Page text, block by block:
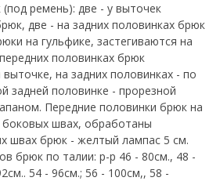
ремень): две - у выточек
две - на задних половинках брюк
на гульфике, застегиваются на
половинках брюк
на задних половинках - по
задней половинке - прорезной
Передние половинки брюк на
швах, обработаны
швах брюк - желтый лампас 5 см.
брюк по талии: р-р 46 - 80см., 48 -
54 - 96см.; 56 - 100см,, 58 -